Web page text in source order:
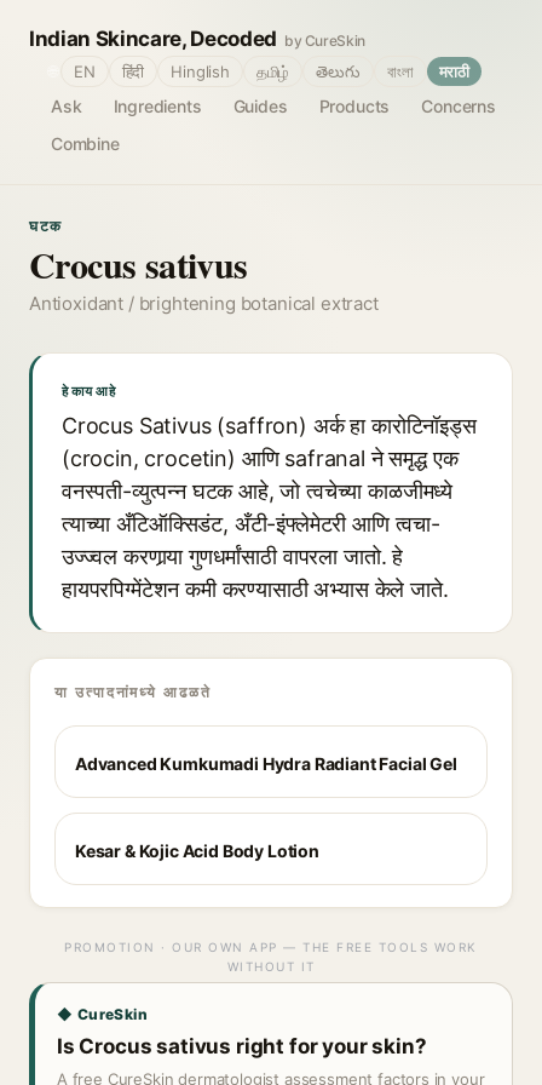
Indian Skincare, Decoded by CureSkin
Ask Ingredients Guides Products
Concerns
Combine
EN हिंदी Hinglish தமிழ் తెలుగు বাংলা मराठी
घटक
Crocus sativus
Antioxidant / brightening botanical extract
हे काय आहे
Crocus Sativus (saffron) अर्क हा कारोटिनॉइड्स
(crocin, crocetin) आणि safranal ने समृद्ध एक
वनस्पती-व्युत्पन्न घटक आहे, जो त्वचेच्या काळजीमध्ये
त्याच्या अँटिऑक्सिडंट, अँटी-इंफ्लेमेटरी आणि त्वचा-
उज्ज्वल करणार्‍या गुणधर्मांसाठी वापरला जातो. हे
हायपरपिग्मेंटेशन कमी करण्यासाठी अभ्यास केले जाते.
या उत्पादनांमध्ये आढळते
Advanced Kumkumadi Hydra Radiant Facial Gel
Kesar & Kojic Acid Body Lotion
PROMOTION · OUR OWN APP — THE FREE TOOLS WORK
WITHOUT IT
◆ CureSkin
Is Crocus sativus right for your skin?
A free CureSkin dermatologist assessment factors in your